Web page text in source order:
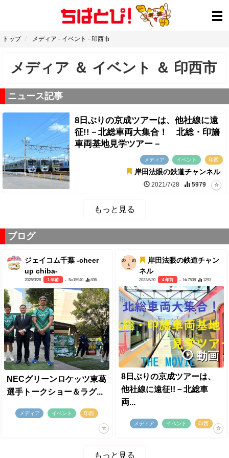
トップ メディア - イベント - 印西市
メディア ＆ イベント ＆ 印西市
ニュース記事
8日ぶりの京成ツアーは、他社線に遠
征!!－北総車両大集合！ 北総・印旛
車両基地見学ツアー－
メディア イベント 印西
岸田法眼の鉄道チャンネル
2021/7/28 5979
もっと見る
ブログ
ジェイコム千葉 -cheer
up chiba-
2025/3/28 1 年前 - №15940 836
NECグリーンロケッツ東葛
選手トークショー＆ラグ...
メディア イベント 印西
岸田法眼の鉄道チャン
ネル
2022/5/30 4 年前 - №7538 1293
動画
8日ぶりの京成ツアーは、
他社線に遠征!!－北総車
両...
メディア イベント 印西
もっと見る